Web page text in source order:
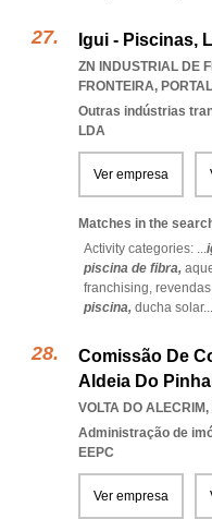
Igui - Piscinas,
ZN INDUSTRIAL DE
FRONTEIRA,
Outras indústrias
LDA
Ver empresa
Matches in the
Activity categories: ...
piscina de fibra,
franchising,
piscina, ducha solar...
Comissão De
Aldeia Do Pinhal
VOLTA DO
Administração de
EEPC
Ver empresa